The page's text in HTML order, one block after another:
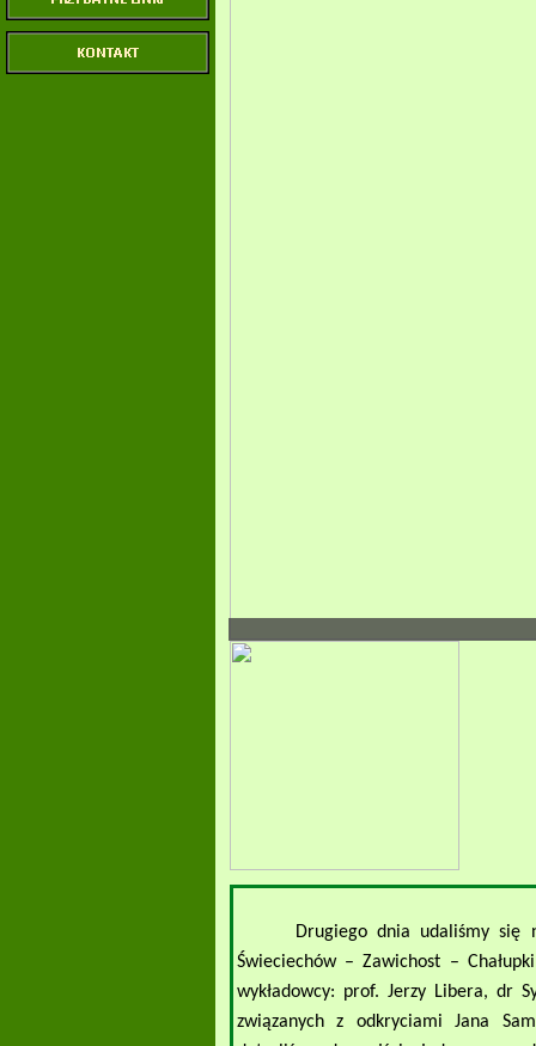
Drugiego dnia udaliśmy się
Świeciechów – Zawichost –
wykładowcy: prof. Jerzy Libera, dr
związanych z odkryciami Jana